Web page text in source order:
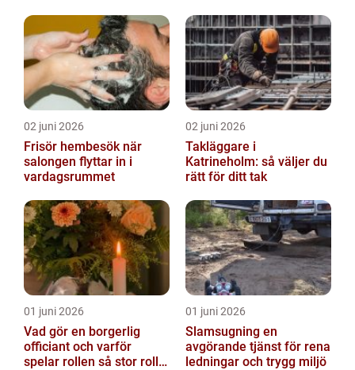
02 juni 2026
Frisör hembesök när
salongen flyttar in i
vardagsrummet
02 juni 2026
Takläggare i
Katrineholm: så väljer du
rätt för ditt tak
01 juni 2026
Vad gör en borgerlig
officiant och varför
spelar rollen så stor roll
01 juni 2026
Slamsugning en
avgörande tjänst för rena
ledningar och trygg miljö